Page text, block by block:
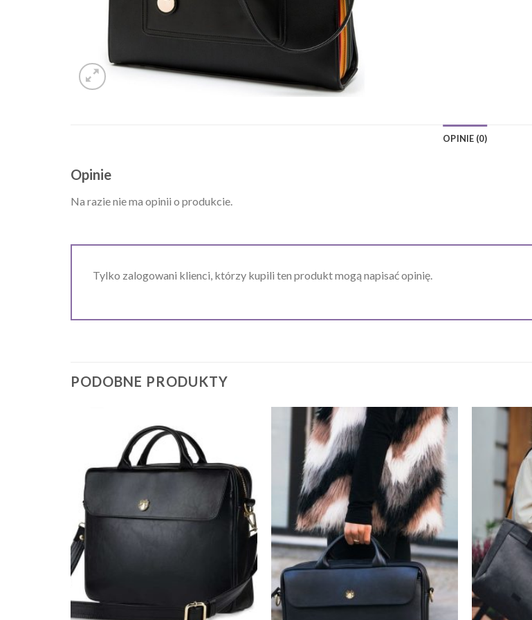
OPINIE (0)
Opinie
Na razie nie ma opinii o produkcie.
Tylko zalogowani klienci, którzy kupili ten produkt mogą napisać opinię.
PODOBNE PRODUKTY